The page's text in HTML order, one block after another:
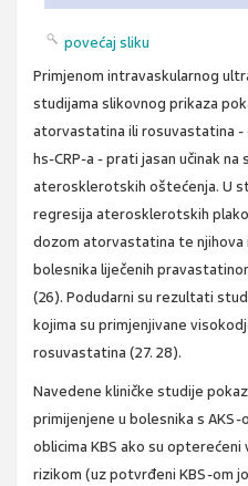
povećaj sliku
Primjenom intravaskularnog
studijama slikovnog prikaza
atorvastatina ili rosuvastatina -
hs-CRP-a - prati jasan učinak
aterosklerotskih oštećenja. U
regresija aterosklerotskih
dozom atorvastatina te
bolesnika liječenih
(26). Podudarni su rezultati
kojima su primjenjivane
rosuvastatina (27. 28).
Navedene kliničke studije
primijenjene u bolesnika s
oblicima KBS ako su
rizikom (uz potvrđeni KBS-om